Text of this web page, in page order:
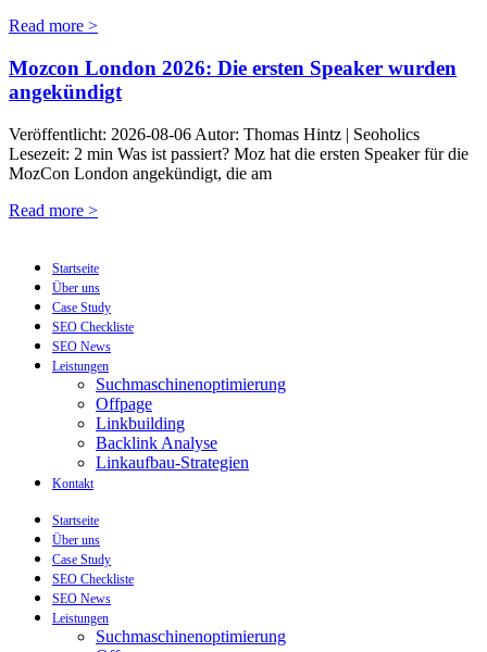
Read more >
Mozcon London 2026: Die ersten Speaker wurden
angekündigt
Veröffentlicht: 2026-08-06 Autor: Thomas Hintz | Seoholics
Lesezeit: 2 min Was ist passiert? Moz hat die ersten Speaker für die
MozCon London angekündigt, die am
Read more >
Startseite
Über uns
Case Study
SEO Checkliste
SEO News
Leistungen
Suchmaschinenoptimierung
Offpage
Linkbuilding
Backlink Analyse
Linkaufbau-Strategien
Kontakt
Startseite
Über uns
Case Study
SEO Checkliste
SEO News
Leistungen
Suchmaschinenoptimierung